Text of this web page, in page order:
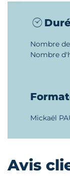
Nombre
Nombre
Mickaël
Avis